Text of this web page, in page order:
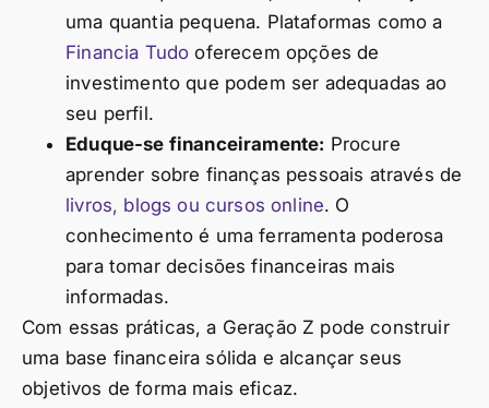
uma quantia pequena. Plataformas como a
Financia Tudo oferecem opções de
investimento que podem ser adequadas ao
seu perfil.
Eduque-se financeiramente: Procure
aprender sobre finanças pessoais através de
livros, blogs ou cursos online. O
conhecimento é uma ferramenta poderosa
para tomar decisões financeiras mais
informadas.
Com essas práticas, a Geração Z pode construir
uma base financeira sólida e alcançar seus
objetivos de forma mais eficaz.